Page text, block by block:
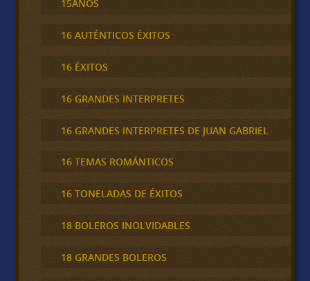
15AÑOS
16 AUTÉNTICOS ÉXITOS
16 ÉXITOS
16 GRANDES INTERPRETES
16 GRANDES INTERPRETES DE JUAN GABRIEL
16 TEMAS ROMÁNTICOS
16 TONELADAS DE ÉXITOS
18 BOLEROS INOLVIDABLES
18 GRANDES BOLEROS